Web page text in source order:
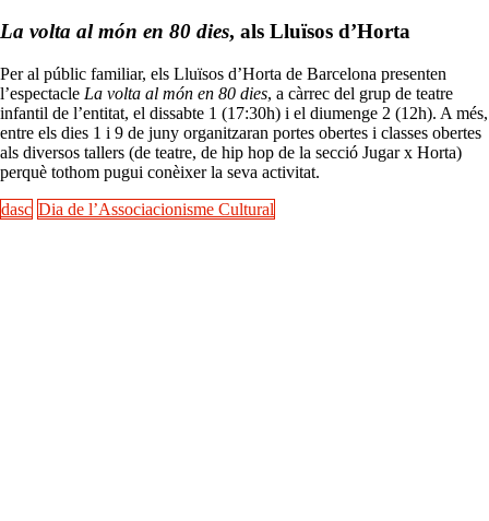
La volta al món en 80 dies, als Lluïsos d’Horta
Per al públic familiar, els Lluïsos d’Horta de Barcelona presenten
l’espectacle La volta al món en 80 dies, a càrrec del grup de teatre
infantil de l’entitat, el dissabte 1 (17:30h) i el diumenge 2 (12h). A més,
entre els dies 1 i 9 de juny organitzaran portes obertes i classes obertes
als diversos tallers (de teatre, de hip hop de la secció Jugar x Horta)
perquè tothom pugui conèixer la seva activitat.
dasc Dia de l’Associacionisme Cultural